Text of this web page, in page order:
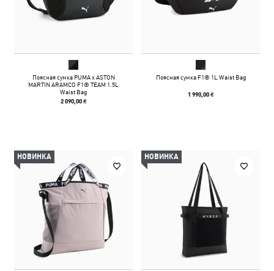
Поясная сумка PUMA x ASTON
MARTIN ARAMCO F1® TEAM 1.5L
Waist Bag
2 090,00 ₴
Поясная сумка F1® 1L Waist Bag
1 990,00 ₴
НОВИНКА НОВИНКА